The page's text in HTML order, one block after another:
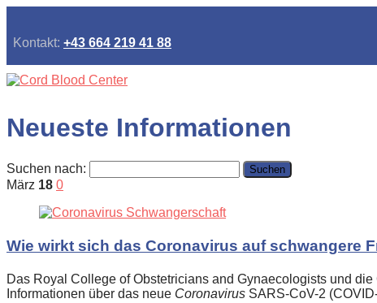
Kontakt: +43 664 219 41 88
Neueste Informationen
Suchen nach:
März 18 0
Wie wirkt sich das Coronavirus auf schwangere
Das Royal College of Obstetricians and Gynaecologists und
Informationen über das neue Coronavirus SARS-CoV-2